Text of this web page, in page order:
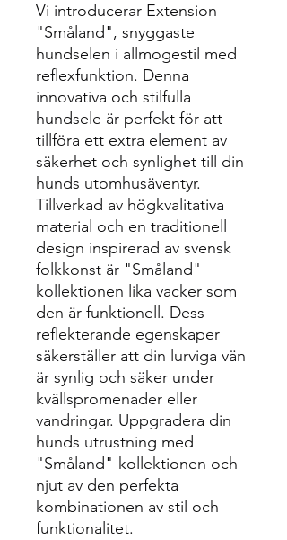
Vi introducerar Extension
"Småland", snyggaste
hundselen i allmogestil med
reflexfunktion. Denna
innovativa och stilfulla
hundsele är perfekt för att
tillföra ett extra element av
säkerhet och synlighet till din
hunds utomhusäventyr.
Tillverkad av högkvalitativa
material och en traditionell
design inspirerad av svensk
folkkonst är "Småland"
kollektionen lika vacker som
den är funktionell. Dess
reflekterande egenskaper
säkerställer att din lurviga vän
är synlig och säker under
kvällspromenader eller
vandringar. Uppgradera din
hunds utrustning med
"Småland"-kollektionen och
njut av den perfekta
kombinationen av stil och
funktionalitet.